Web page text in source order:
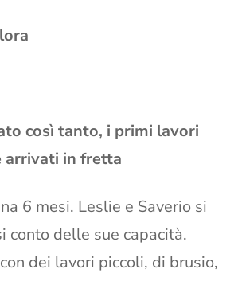
così tanto, i primi lavori
arrivati in fretta
6 mesi. Leslie e Saverio si
conto delle sue capacità.
dei lavori piccoli, di brusio,